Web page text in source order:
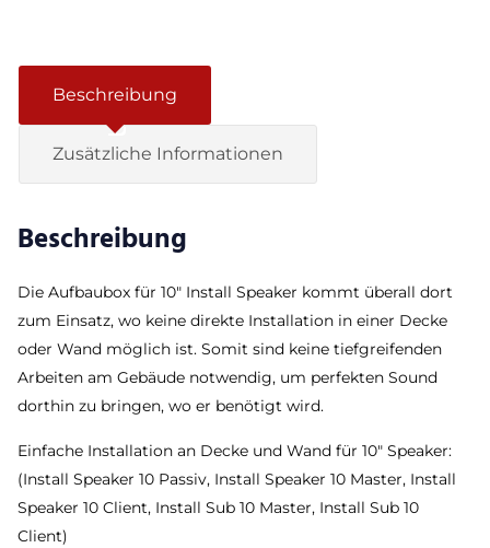
Beschreibung
Zusätzliche Informationen
Beschreibung
Die Aufbaubox für 10″ Install Speaker kommt überall dort
zum Einsatz, wo keine direkte Installation in einer Decke
oder Wand möglich ist. Somit sind keine tiefgreifenden
Arbeiten am Gebäude notwendig, um perfekten Sound
dorthin zu bringen, wo er benötigt wird.
Einfache Installation an Decke und Wand für 10″ Speaker:
(Install Speaker 10 Passiv, Install Speaker 10 Master, Install
Speaker 10 Client, Install Sub 10 Master, Install Sub 10
Client)